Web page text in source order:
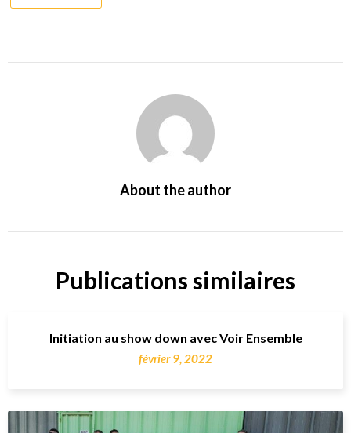
About the author
Publications similaires
Initiation au show down avec Voir Ensemble
février 9, 2022